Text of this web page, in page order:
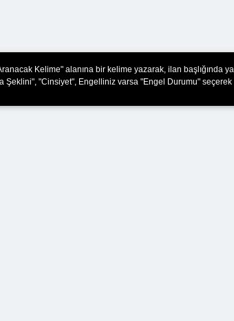
Kelime" alanına bir kelime yazarak, ilan başlığında
Şeklini", "Cinsiyet", Engelliniz varsa "Engel Durumu"